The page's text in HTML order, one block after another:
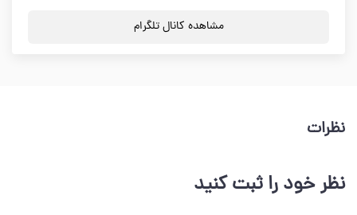
مشاهده کانال تلگرام
نظرات
نظر خود را ثبت کنید